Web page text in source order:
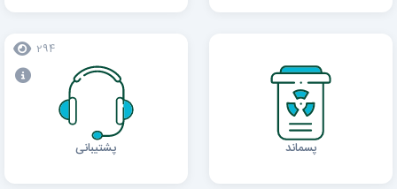
پسماند پشتیبانی
294